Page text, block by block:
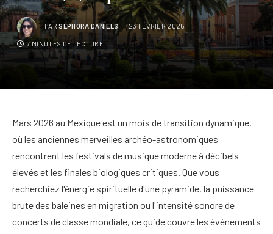
PAR SÉPHORA DANIELS 23 FÉVRIER 2026
7 MINUTES DE LECTURE
Mars 2026 au Mexique est un mois de transition dynamique,
où les anciennes merveilles archéo-astronomiques
rencontrent les festivals de musique moderne à décibels
élevés et les finales biologiques critiques. Que vous
recherchiez l'énergie spirituelle d'une pyramide, la puissance
brute des baleines en migration ou l'intensité sonore de
concerts de classe mondiale, ce guide couvre les événements